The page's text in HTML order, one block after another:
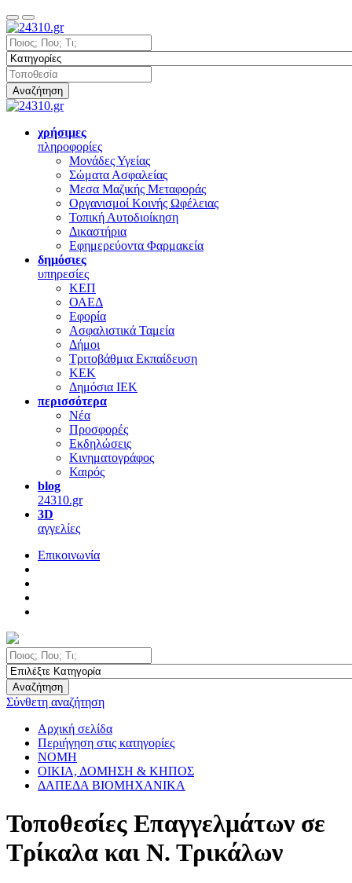
Αναζήτηση
χρήσιμες
πληροφορίες
Μονάδες Υγείας
Σώματα Ασφαλείας
Μεσα Μαζικής Μεταφοράς
Οργανισμοί Κοινής Ωφέλειας
Τοπική Αυτοδιοίκηση
Δικαστήρια
Εφημερεύοντα Φαρμακεία
δημόσιες
υπηρεσίες
ΚΕΠ
ΟΑΕΔ
Εφορία
Ασφαλιστικά Ταμεία
Δήμοι
Τριτοβάθμια Εκπαίδευση
ΚΕΚ
Δημόσια ΙΕΚ
περισσότερα
Νέα
Προσφορές
Εκδηλώσεις
Κινηματογράφος
Καιρός
blog
24310.gr
3D
αγγελίες
Επικοινωνία
Αναζήτηση
Σύνθετη αναζήτηση
Αρχική σελίδα
Περιήγηση στις κατηγορίες
ΝΟΜΗ
ΟΙΚΙΑ, ΔΟΜΗΣΗ & ΚΗΠΟΣ
ΔΑΠΕΔΑ ΒΙΟΜΗΧΑΝΙΚΑ
Τοποθεσίες Επαγγελμάτων σε
Τρίκαλα και Ν. Τρικάλων